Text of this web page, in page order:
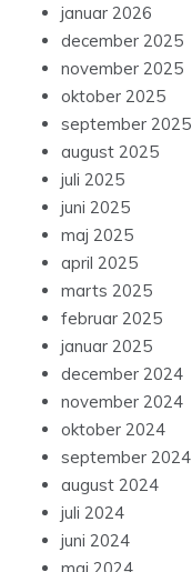
januar 2026
december 2025
november 2025
oktober 2025
september 2025
august 2025
juli 2025
juni 2025
maj 2025
april 2025
marts 2025
februar 2025
januar 2025
december 2024
november 2024
oktober 2024
september 2024
august 2024
juli 2024
juni 2024
maj 2024